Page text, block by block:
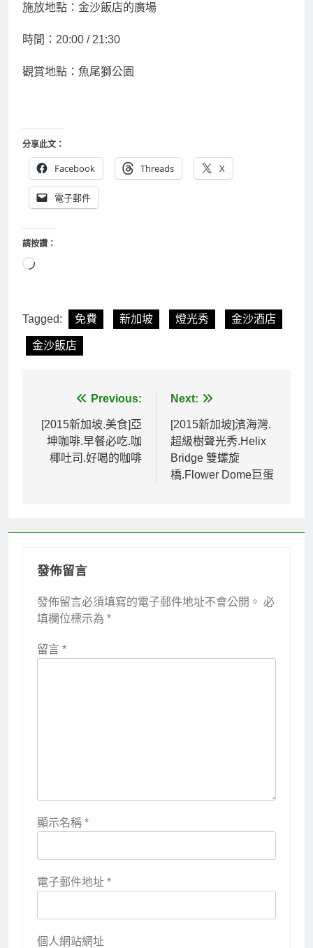
施放地點：金沙飯店的廣場
時間：20:00 / 21:30
觀賞地點：魚尾獅公園
分享此文：
Facebook Threads X
電子郵件
請按讚：
正
Tagged: 免費 新加坡 燈光秀 金沙酒店
金沙飯店
章
導
Previous:
[2015新加坡.美食]亞
坤咖啡.早餐必吃.咖
椰吐司.好喝的咖啡
Next:
[2015新加坡]濱海灣.
超級樹聲光秀.Helix
Bridge 雙螺旋
橋.Flower Dome巨蛋
發佈留言
發佈留言必須填寫的電子郵件地址不會公開。 必
填欄位標示為 *
留言 *
顯示名稱 *
電子郵件地址 *
個人網站網址